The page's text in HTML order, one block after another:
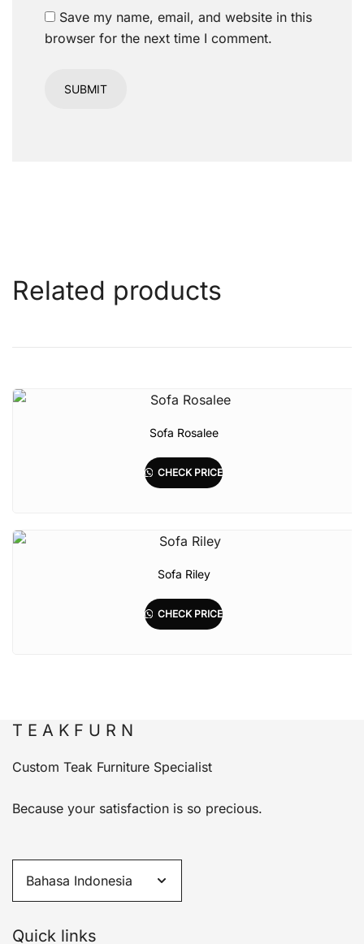
Save my name, email, and website in this
browser for the next time I comment.
Related products
Sofa Rosalee
CHECK PRICE
Sofa Riley
CHECK PRICE
T E A K F U R N
Custom Teak Furniture Specialist
Because your satisfaction is so precious.
Quick links